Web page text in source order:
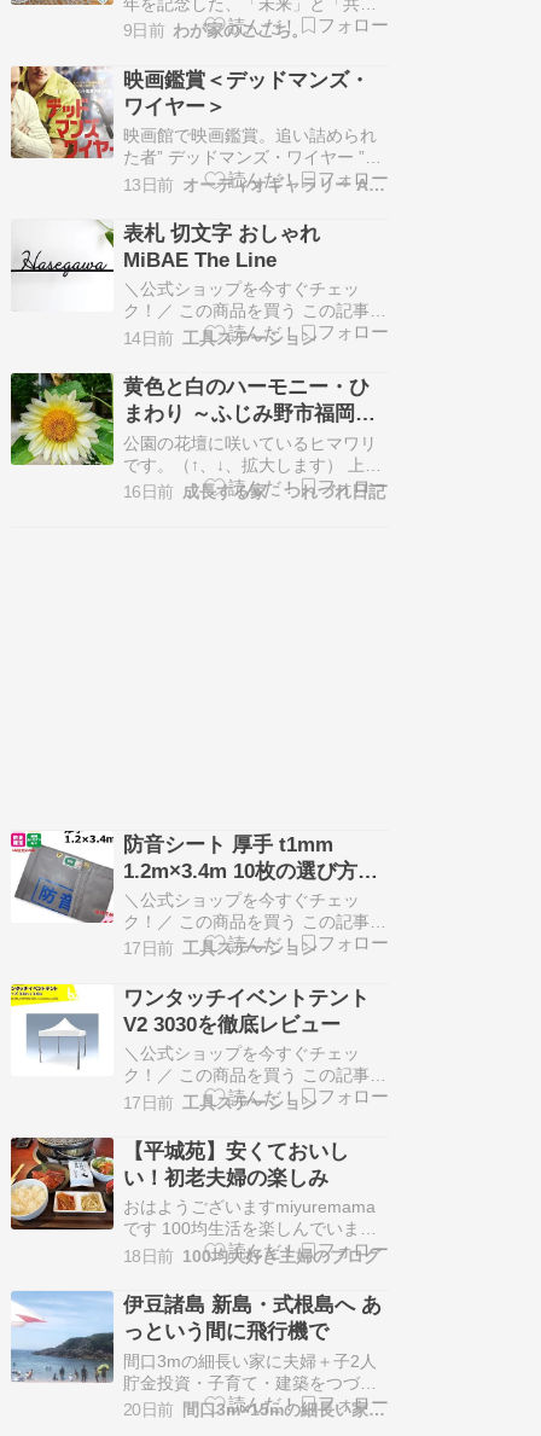
バ…
30周年】
創」がテーマのコーヒー【スマト
ンドネシア語で【未来】を意味す
る【MASA DEPAN】と名付けられ
たコーヒーには、アーティストと
の共創から生まれた3つの異なるデ
ザインカード付き。夏にぴっ…
9日前 わが家のここち。
映画鑑賞＜デッドマンズ・
ワイヤー＞
映画館で映画鑑賞。追い詰められ
た者” デッドマンズ・ワイヤー ”原
題：Dead Man's Wire監督：ガ
スカルスガルド、デイカー・モン
ゴメリー、ケイリー・エルウィ
ズ、マイハラ、コールマン・ドミ
ンゴ、アル・パチーノ上映時間：
105分MOVIX 倉敷…
13日前 オーディオギャラリー AC2の近況報告！
表札 切文字 おしゃれ
MiBAE The Line
＼公式ショップを今すぐチェッ
ク！／ この商品を買う この記事か
ら分かることシンプルでおしゃれ
と特徴が分かる設置方法やメンテ
ナンスのポイント、注意点につい
て詳しく理解できる選び方のコツ
やよくある質問を通じて、購入前
の不安を解消できる シンプルで洗
練さ…
14日前 工具ステーション
黄色と白のハーモニー・ひ
まわり ～ふじみ野市福岡中
央公園～
公園の花壇に咲いているヒマワリ
です。（↑、↓、拡大します） 上は
７月１１日（↑）、下は７月２１日
16日前 成長する家 つれづれ日記
防音シート 厚手 t1mm
1.2m×3.4m 10枚の選び方と
使い方
＼公式ショップを今すぐチェッ
ク！／ この商品を買う この記事か
ら分かること厚手の防音シートの
の効果的な使い方や設置ポイント
を理解できる防音シートのメンテ
ナンス方法や注意点について詳し
く知れる 防音シートの基本知識と
厚手タイプの魅力 防音シートは、
騒…
17日前 工具ステーション
ワンタッチイベントテント
V2 3030を徹底レビュー
＼公式ショップを今すぐチェッ
ク！／ この商品を買う この記事か
ら分かることワンタッチイベント
分かる耐久性や使い勝手に優れた
最新フレーム構造の魅力を理解で
きる購入前に知っておきたい注意
点やFAQで疑問を解消できる ワン
タッチイベントテントとは？基本
概…
17日前 工具ステーション
【平城苑】安くておいし
い！初老夫婦の楽しみ
おはようございますmiyuremama
です 100均生活を楽しんでいます
クリック「はてなブログ」 焼肉 先
日の連休はどうでしたか？ 初老夫
婦は「食べる」ことを楽しみまし
た 炭火で味わう焼肉「平城苑」は
安くておいしいです 人気記事
『【セリア】100均盛り塩で運気ア
ップ』 おはよ…
18日前 100均大好き主婦のブログ
伊豆諸島 新島・式根島へ あ
っという間に飛行機で
間口3mの細長い家に夫婦＋子2人
貯金投資・子育て・建築をつづっ
ています★自己紹介→こちら ★我
20日前 間口3m×15mの細長い家の暮らし